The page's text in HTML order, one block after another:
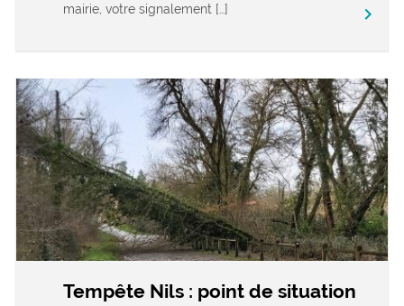
mairie, votre signalement […]
keyboard_arrow_right
Tempête Nils : point de situation